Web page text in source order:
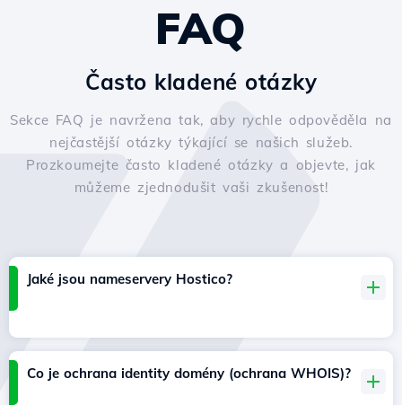
FAQ
Často kladené otázky
Sekce FAQ je navržena tak, aby rychle odpověděla na
nejčastější otázky týkající se našich služeb.
Prozkoumejte často kladené otázky a objevte, jak
můžeme zjednodušit vaši zkušenost!
Jaké jsou nameservery Hostico?
Co je ochrana identity domény (ochrana WHOIS)?